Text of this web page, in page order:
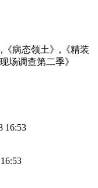
《病态领土》,《精装
场调查第二季》
16:53